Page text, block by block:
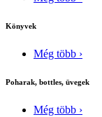
Könyvek
Még több ›
Poharak, bottles, üvegek
Még több ›